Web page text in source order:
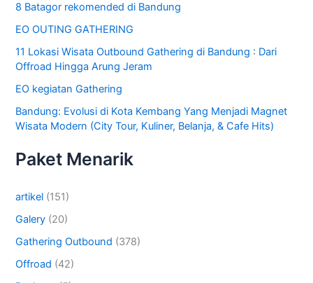
8 Batagor rekomended di Bandung
EO OUTING GATHERING
11 Lokasi Wisata Outbound Gathering di Bandung : Dari
Offroad Hingga Arung Jeram
EO kegiatan Gathering
Bandung: Evolusi di Kota Kembang Yang Menjadi Magnet
Wisata Modern (City Tour, Kuliner, Belanja, & Cafe Hits)
Paket Menarik
artikel (151)
Galery (20)
Gathering Outbound (378)
Offroad (42)